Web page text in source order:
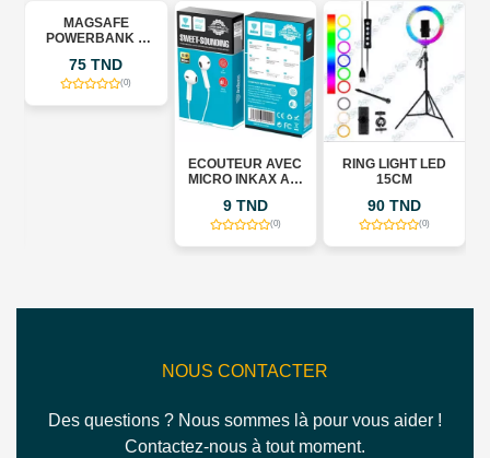
ECOUTEUR AVEC
MICRO INKAX AE-
RING LIGHT LED
15CM
90 TND
RALLONGE
MULTIPRISE
3 TYPE C -
43 TND
NOUS CONTACTER
Des questions ? Nous sommes là pour vous aider !
Contactez-nous à tout moment.